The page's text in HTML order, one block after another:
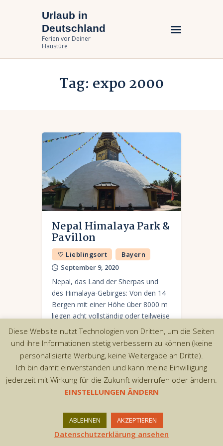
Urlaub in
Deutschland
Ferien vor Deiner
Haustüre
Tag: expo 2000
Urlaub in Deutschland
Ferien vor Deiner Haustüre
Urlaub zuhause
Bundesländer
Nepal Himalaya Park &
Pavillon
♡ Lieblingsort
Bayern
September 9, 2020
Nepal, das Land der Sherpas und
des Himalaya-Gebirges: Von den 14
Bergen mit einer Höhe über 8000 m
liegen acht vollständig oder teilweise
in Nepal. Darunter befindet sich mit
dem…
Copyright © 2026 by AxiomThemes. All rights
Diese Website nutzt Technologien von Dritten, um die Seiten
und ihre Informationen stetig verbessern zu können (keine
personalisierte Werbung, keine Weitergabe an Dritte).
Ich bin damit einverstanden und kann meine Einwilligung
jederzeit mit Wirkung für die Zukunft widerrufen oder ändern.
EINSTELLUNGEN ÄNDERN
ABLEHNEN AKZEPTIEREN
Datenschutzerklärung ansehen